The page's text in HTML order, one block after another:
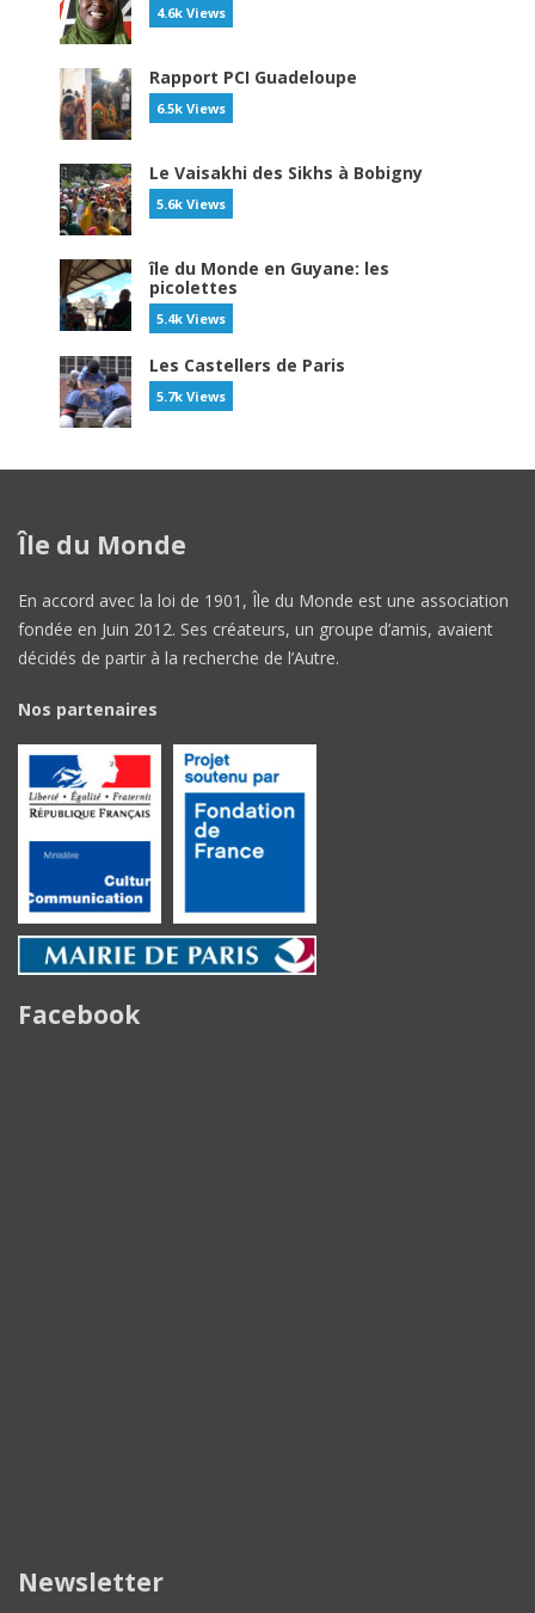
4.6k Views
Rapport PCI Guadeloupe
6.5k Views
Le Vaisakhi des Sikhs à Bobigny
5.6k Views
île du Monde en Guyane: les
picolettes
5.4k Views
Les Castellers de Paris
5.7k Views
Île du Monde
En accord avec la loi de 1901, Île du Monde est une association
fondée en Juin 2012. Ses créateurs, un groupe d’amis, avaient
décidés de partir à la recherche de l’Autre.
Nos partenaires
Facebook
Newsletter